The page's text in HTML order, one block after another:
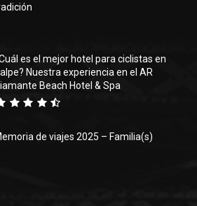
es el mejor hotel para ciclistas en
Nuestra experiencia en el AR
Beach Hotel & Spa
de viajes 2025 – Familia(s)